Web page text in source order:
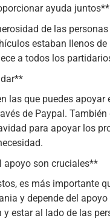
ayuda juntos**
de las
estaban llenos
a todos los
las que puedes
de Paypal.
para apoyar los
apoyo son cruciales**
es más importante
y depende del
estar al lado de las